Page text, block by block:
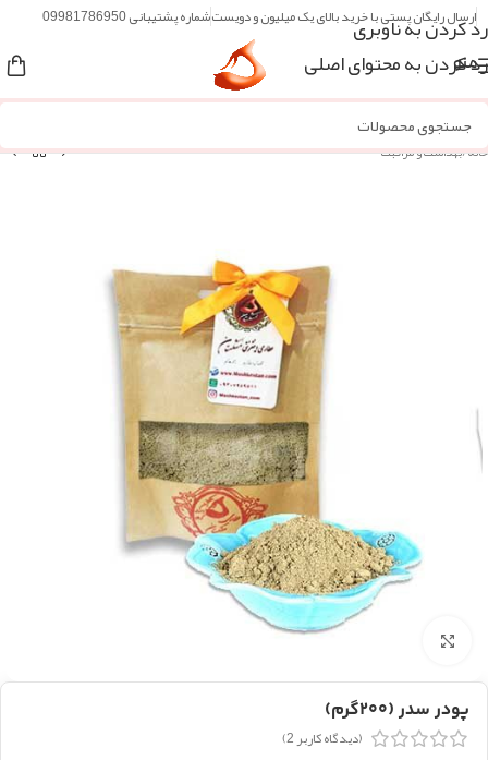
رد کردن به ناوبری
رد کردن به محتوای اصلی
ارسال رایگان پستی با خرید بالای یک میلیون و دویستشماره پشتیبانی 09981786950
منو
خانه/بهداشت و مراقبت
بزرگنمایی تصویر
پودر سدر (۲۰۰گرم)
(دیدگاه کاربر 2
)